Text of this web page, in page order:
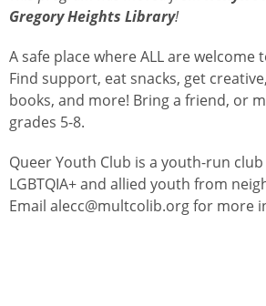
Gregory Heights Library!
A safe place where ALL are welcome
Find support, eat snacks, get
books, and more! Bring a friend, or
grades 5-8.
Queer Youth Club is a youth-run
LGBTQIA+ and allied youth from
Email alecc@multcolib.org for more